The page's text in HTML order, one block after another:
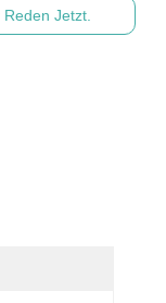
Reden Jetzt.